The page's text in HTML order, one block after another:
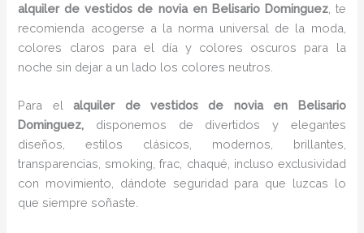
alquiler de vestidos de novia en Belisario Dominguez, te
recomienda acogerse a la norma universal de la moda,
colores claros para el día y colores oscuros para la
noche sin dejar a un lado los colores neutros.
Para elalquiler de vestidos de novia
en Belisario
Dominguez, disponemos de
divertidos y elegantes
diseños, estilos clásicos, modernos, brillantes,
transparencias, smoking, frac, chaqué, incluso exclusividad
con movimiento, dándote seguridad para que luzcas lo
que siempre soñaste.